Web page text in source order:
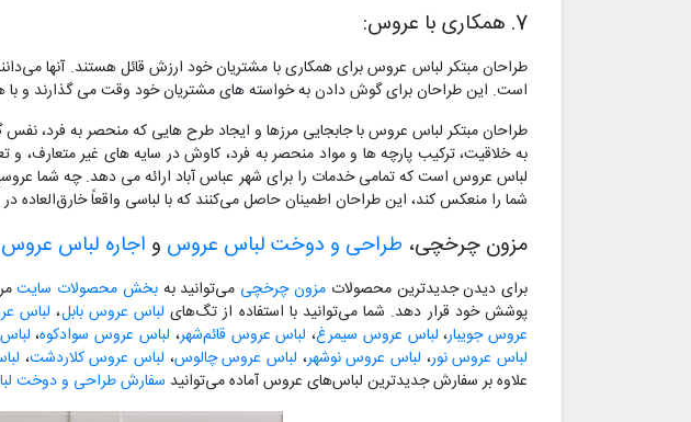
7. همکاری با عروس:
طراحان مبتکر لباس عروس برای همکاری با مشتریان خود ارزش قائل هستند. آنها
است. این طراحان برای گوش دادن به خواسته های مشتریان خود وقت می گذارند و با هم
طراحان مبتکر لباس عروس با جابجایی مرزها و ایجاد طرح هایی که منحصر به
به خلاقیت، ترکیب پارچه ها و مواد منحصر به فرد، کاوش در سایه های غیر
لباس عروس است که تمامی خدمات را برای شهر عباس آباد ارائه می دهد. چه شما
شما را منعکس کند، این طراحان اطمینان حاصل می‌کنند که با لباسی واقعاً خارق‌العاده
مزون چرخچی، طراحی و دوخت لباس عروس و اجاره لباس عروس
برای دیدن جدیدترین محصولات مزون چرخچی می‌توانید بهبخش محصولات سایت
پوشش خود قرار دهد. شما می‌توانید با استفاده از تگ‌های لباس عروس بابل، لباس
عروس جویبار، لباس عروس سیمرغ، لباس عروس قائم‌شهر، لباس عروس سوادکوه،
لباس عروس نور، لباس عروس نوشهر، لباس عروس چالوس، لباس عروس کلاردشت،
علاوه بر سفارش جدیدترین لباس‌های عروس آماده می‌توانید سفارش طراحی و دوخت